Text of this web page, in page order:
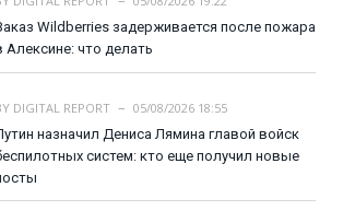
Wildberries задерживается после пожара
Алексине: что делать
DIGITAL REPORT
05/08/2026 18:55
назначил Дениса Лямина главой войск
систем: кто еще получил новые